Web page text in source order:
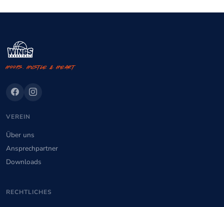
Hoops. Hustle & Heart
VEREIN
Über uns
Ansprechpartner
Downloads
RECHTLICHES